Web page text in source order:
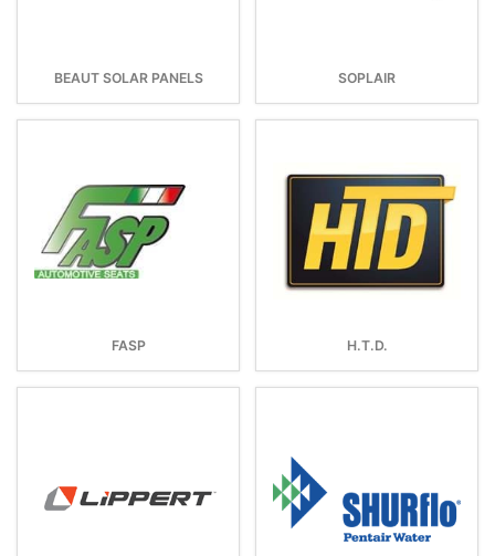
BEAUT SOLAR PANELS SOPLAIR
FASP H.T.D.